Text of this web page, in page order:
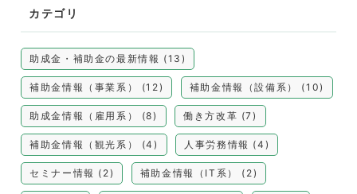
カテゴリ
助成金・補助金の最新情報 (13)
補助金情報（事業系） (12) 補助金情報（設備系） (10)
助成金情報（雇用系） (8) 働き方改革 (7)
補助金情報（観光系） (4) 人事労務情報 (4)
セミナー情報 (2) 補助金情報（IT系） (2)